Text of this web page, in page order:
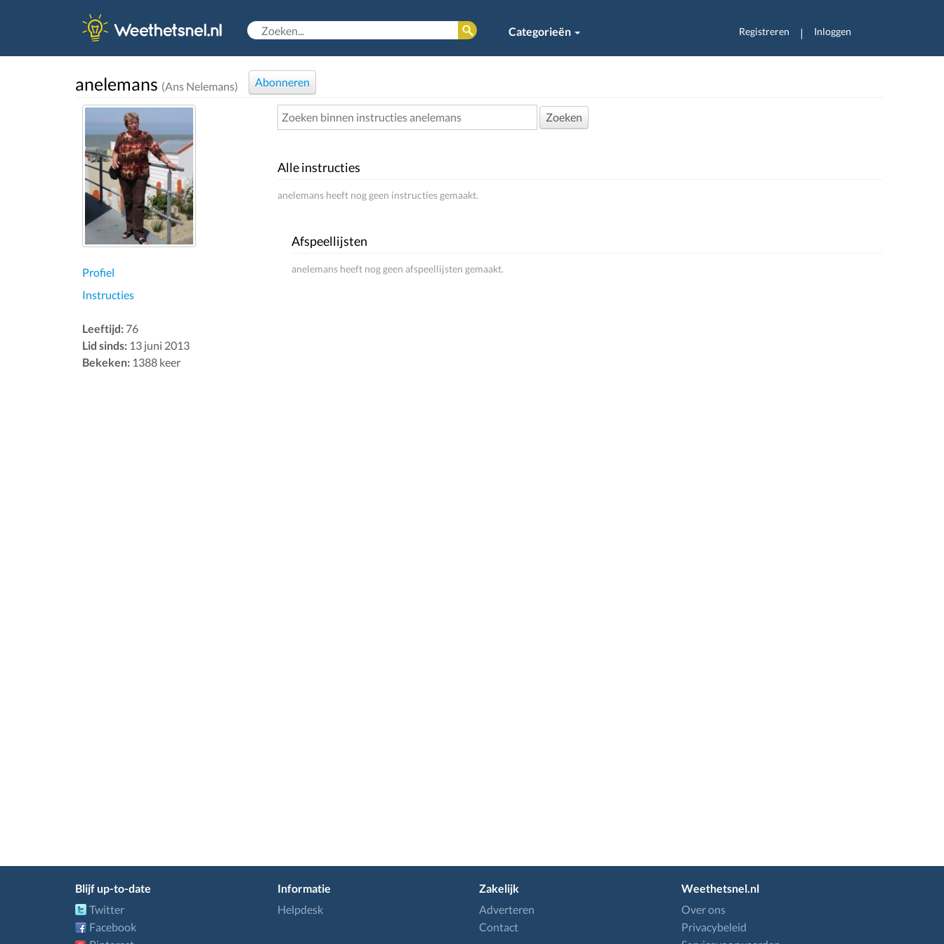
Categorieën Registreren | Inloggen
anelemans (Ans Nelemans) Abonneren
Profiel
Instructies
Leeftijd: 76
Lid sinds: 13 juni 2013
Bekeken: 1388 keer
Zoeken
Alle instructies
anelemans heeft nog geen instructies gemaakt.
Afspeellijsten
anelemans heeft nog geen afspeellijsten gemaakt.
Blijf up-to-date
Twitter
Facebook
Informatie
Helpdesk
Zakelijk
Adverteren
Contact
Weethetsnel.nl
Over ons
Privacybeleid